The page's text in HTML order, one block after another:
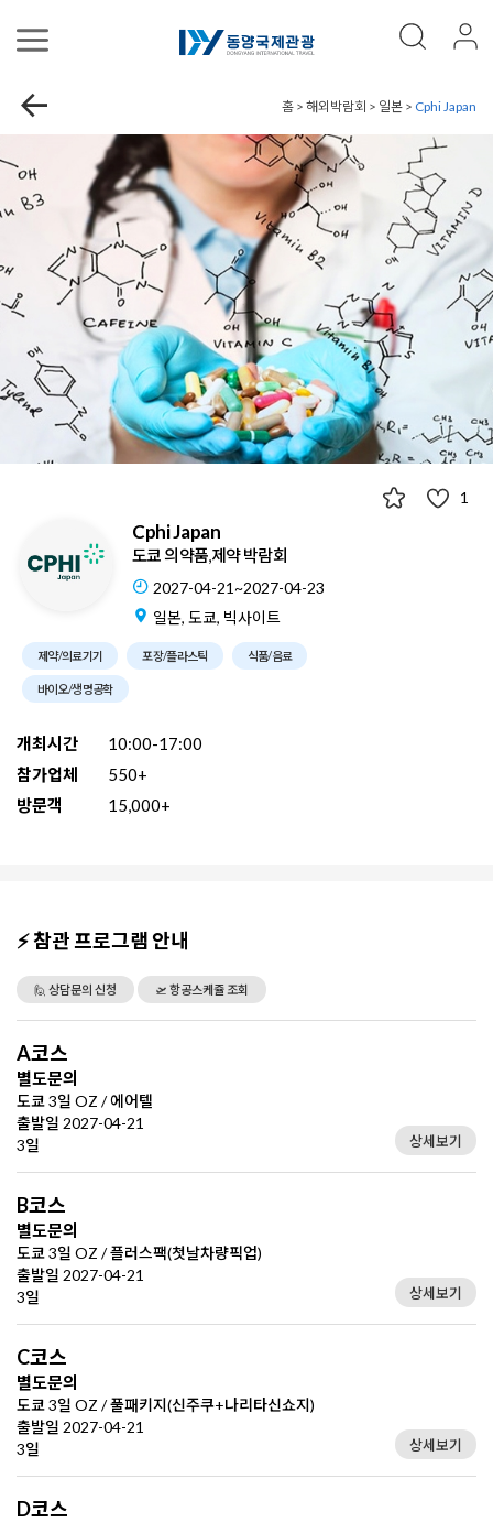
홈 > 해외박람회 > 일본 > Cphi Japan
1
Cphi Japan
도쿄 의약품,제약 박람회
2027-04-21~2027-04-23
일본, 도쿄, 빅사이트
제약/의료기기 포장/플라스틱 식품/음료
바이오/생명공학
개최시간
10:00-17:00
참가업체
550+
방문객
15,000+
⚡ 참관 프로그램 안내
🙋 상담문의 신청 🛫 항공스케쥴 조회
A코스
별도문의
도쿄 3일 OZ / 에어텔
출발일 2027-04-21
3일
상세보기
B코스
별도문의
도쿄 3일 OZ / 플러스팩(첫날차량픽업)
출발일 2027-04-21
3일
상세보기
C코스
별도문의
도쿄 3일 OZ / 풀패키지(신주쿠+나리타신쇼지)
출발일 2027-04-21
3일
상세보기
D코스